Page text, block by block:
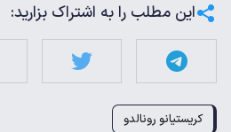
این مطلب را به اشتراک بزارید:
کریستیانو رونالدو